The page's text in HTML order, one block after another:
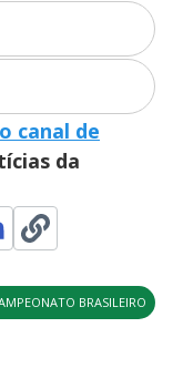
canal de
da
BRASILEIRO